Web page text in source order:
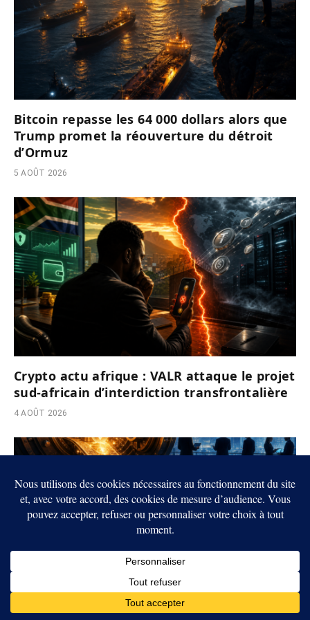
Bitcoin repasse les 64 000 dollars alors que
Trump promet la réouverture du détroit
d’Ormuz
5 AOÛT 2026
Crypto actu afrique : VALR attaque le projet
sud-africain d’interdiction transfrontalière
4 AOÛT 2026
Crypto : BlackRock tokenise une partie de